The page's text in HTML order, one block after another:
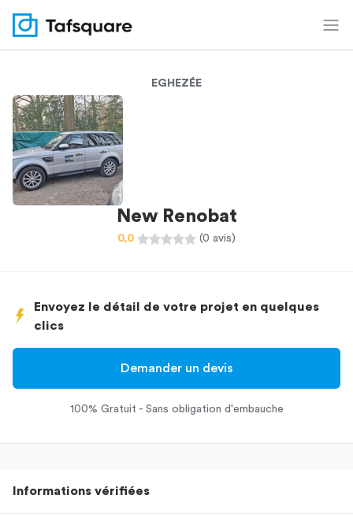
EGHEZÉE
New Renobat
0,0 (0 avis)
Envoyez le détail de votre projet en quelques
clics
Demander un devis
100% Gratuit - Sans obligation d'embauche
Informations vérifiées